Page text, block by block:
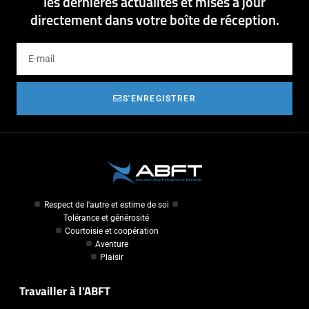
directement dans votre boîte de réception.
S'ENREGISTRER
Respect de l'autre et estime de soi
Tolérance et générosité
Courtoisie et coopération
Aventure
Plaisir
Travailler à l'ABFT